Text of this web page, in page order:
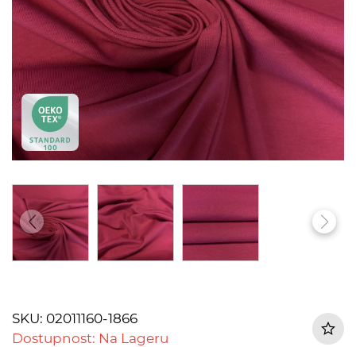
SKU: 02011160-1866
Dostupnost: Na Lageru